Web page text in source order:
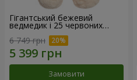
Гігантський бежевий
ведмедик і 25 червоних
троянд
6 749 грн
Замовити